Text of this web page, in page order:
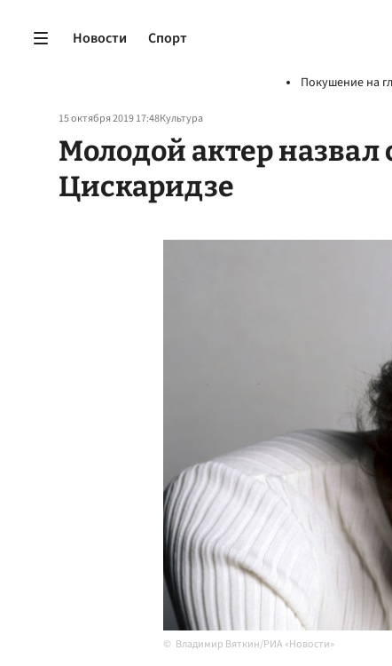
Новости Спорт
Покушение на
15 октября 2019 17:48Культура
Молодой актер
Цискаридзе
Владимир Вяткин/РИА «Новости»